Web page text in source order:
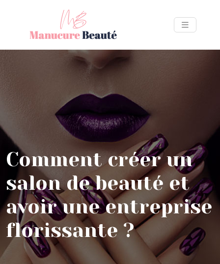
Comment créer un
salon de beauté et
avoir une entreprise
florissante ?